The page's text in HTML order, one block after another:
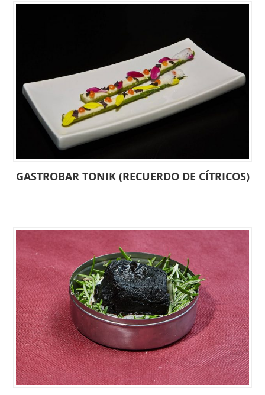
GASTROBAR TONIK (RECUERDO DE CÍTRICOS)